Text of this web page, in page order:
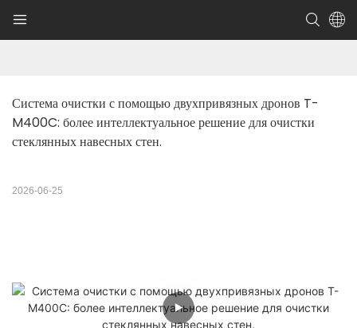
Система очистки с помощью двухпривязных дронов T-
M400C: более интеллектуальное решение для очистки
стеклянных навесных стен.
2026-06-25